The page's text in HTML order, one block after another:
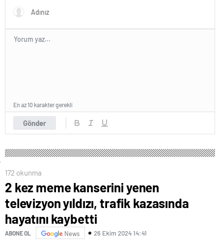
Gönder
En az 10 karakter gerekli
172 okunma
2 kez meme kanserini yenen
televizyon yıldızı, trafik kazasında
hayatını kaybetti
ABONE OL News 26 Ekim 2024 14:41